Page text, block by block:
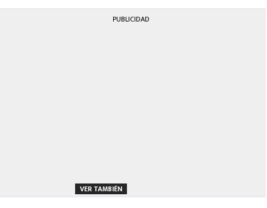
PUBLICIDAD
VER TAMBIÉN